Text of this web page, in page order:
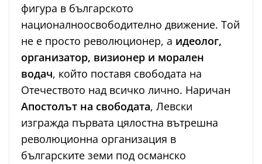
фигура в българското
националноосвободително движение. Той
не е просто революционер, а идеолог,
организатор, визионер и морален
водач, който поставя свободата на
Отечеството над всичко лично. Наричан
Апостолът на свободата, Левски
изгражда първата цялостна вътрешна
революционна организация в
българските земи под османско